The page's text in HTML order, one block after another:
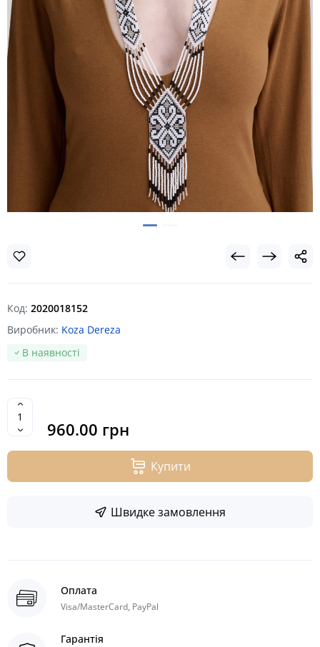
Код: 2020018152
Виробник: Koza Dereza
В наявності
960.00 грн
Купити
Швидке замовлення
Оплата
Visa/MasterCard, PayPal
Гарантія